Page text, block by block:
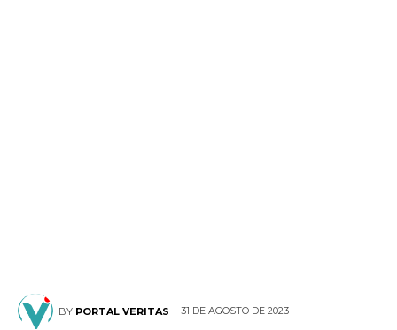
BY PORTAL VERITAS 31 DE AGOSTO DE 2023